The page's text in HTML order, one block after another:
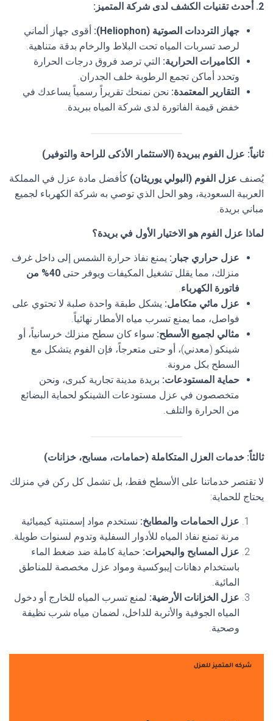
2. أحدث تقنيات الكشف لدى شركة المتميز:
جهاز الترددات الصوتية (Heliophon):
أقوى جهاز ألماني
لرصد تسربات المياه تحت البلاط والرخام بدقة متناهية.
الكاميرات الحرارية: التي ترصد فروق درجات الحرارة
وتحدد أماكن تجمع الرطوبة خلف الجدران.
التقارير المعتمدة: نحن نمنحك تقريراً رسمياً يساعدك في
خفض قيمة الفاتورة لدى شركة المياه ببريدة.
ثانياً: عزل الفوم ببريدة (الاستثمار الأذكى للراحة والتوفير )
يُصنف عزل الفوم (البولي يوريثان) كأفضل مادة عزل في المملكة
العربية السعودية، وهو الحل الذي توصي به شركة الكهرباء لجميع
مباني بريدة.
لماذا عزل الفوم هو الاختيار الأول في بريدة؟
عزل حراري جبار : يمنع نفاذ حرارة الشمس إلى داخل غرف
منزلك، مما يقلل تشغيل المكيفات ويوفر حتى
40% من
فاتورة الكهرباء.
عزل مائي متكامل: يشكل طبقة واحدة صلبة لا تحتوي على
فواصل، مما يمنع تسرب مياه الأمطار نهائياً.
مثالي لجميع الأسطح: سواء كان سطح منزلك خرسانياً، أو
شينكو (معدني)، أو حتى متعرجاً، فإن الفوم يتشكل مع
السطح بكل مرونة.
حماية المستودعات: بريدة مدينة تجارية كبرى، ونحن
متخصصون في عزل مستودعات الشينكو لحماية البضائع
من الحرارة والتلف.
ثالثاً: خدمات العزل المتكاملة (حمامات، مسابح، خزانات)
لا تقتصر خدماتنا على الأسطح فقط، بل تشمل كل ركن في منزلك
يحتاج للحماية:
عزل الحمامات والمطابخ: نستخدم مواد إسمنتية كيميائية
مرنة تمنع نفاذ المياه للأدوار السفلية وتدوم لسنوات طويلة.
عزل المسابح والبحيرات: حماية كاملة ضد ضغط الماء
باستخدام دهانات إيبوكسية ومواد عزل مخصصة للمناطق
المائية.
عزل الخزانات الأرضية: لمنع تسرب المياه للخارج أو دخول
المياه الجوفية والأتربة للداخل، لضمان مياه شرب نظيفة
وصحية.